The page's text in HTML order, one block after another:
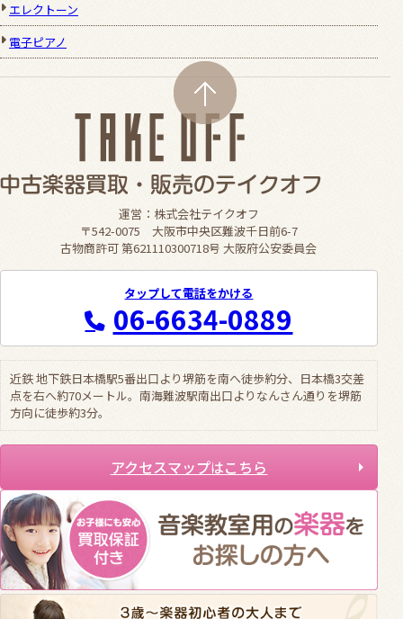
エレクトーン
電子ピアノ
運営：株式会社テイクオフ
〒542-0075 大阪市中央区難波千日前6-7
古物商許可 第621110300718号 大阪府公安委員会
タップして電話をかける
06-6634-0889
近鉄 地下鉄日本橋駅5番出口より堺筋を南へ徒歩約分、日本橋3交差
点を右へ約70メートル。南海難波駅南出口よりなんさん通りを堺筋
方向に徒歩約3分。
アクセスマップはこちら